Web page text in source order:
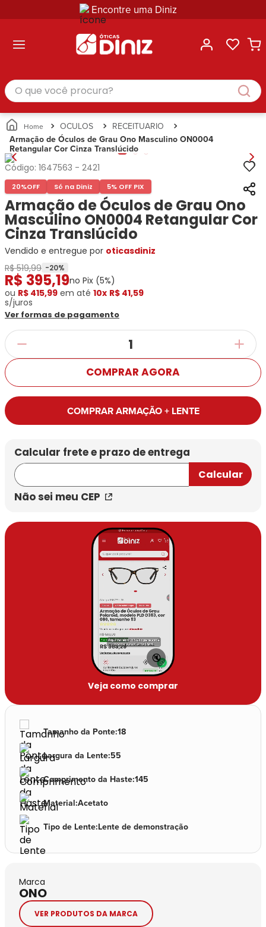
Encontre uma Diniz
Masculino
Feminino
Infantil
Unissex
Busque
Por
Marcas
Ana
Hickmann
Bulget
Miu-
Miu
Guess
Lacoste
Ray-
Ban
Todas
as
Marcas
Marcas
Exclusivas
Dii
DNZ
Todas
Categorias
Masculino
Feminino
Infantil
Unissex
Busque
Por
Marcas
Ray-
Ban
Prada
Ana
Hickmann
Tecnol
Miu-
Miu
Polaroid
Vogue
Todas
as
Marcas
Marcas
Collection
Totas
Correntes
para
Óculos
Estojos
para
Óculos
Soluções
e
Cuidados
Busque
Ray-
Ban
Prada
Exchange
Tommy
Hilfiger
Ana
Hickmann
Guess
Speedo
Atittude
Bulget
Todas
as
Marcas
Marcas
Exclusivas
Dii
Hit
Categoria
Armações
de Óculos
Óculos
de Sol
Corrente
para
Estojo
para
Óculos
Gênero
Masculino
Feminino
Infantil
Unissex
Marcas
Exclusivas
Dii
Collection
DNZ
Hit
O que você procura?
OCULOS
RECEITUARIO
Armação de Óculos de Grau Ono Masculino ON0004
Retangular Cor Cinza Translúcido
Código: 1647563 - 2421
20%OFF Só na Diniz 5% OFF PIX
Armação de Óculos de Grau Ono
Masculino ON0004 Retangular Cor
Cinza Translúcido
Vendido e entregue por oticasdiniz
R$ 519,99 -20%
R$ 395,19no Pix (5%)
ou R$ 415,99 em até 10x R$ 41,59
s/juros
Ver formas de pagamento
COMPRAR AGORA
COMPRAR ARMAÇÃO + LENTE
Não sei meu CEP
🔇
Veja como comprar
Tamanho da Ponte:18
Largura da Lente:55
Comprimento da Haste:145
Material:Acetato
Tipo de Lente:Lente de demonstração
Marca
ONO
VER PRODUTOS DA MARCA